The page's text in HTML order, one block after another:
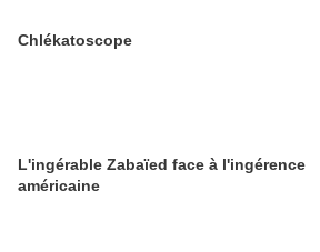
Chlékatoscope
L'ingérable Zabaïed face à l'ingérence
américaine